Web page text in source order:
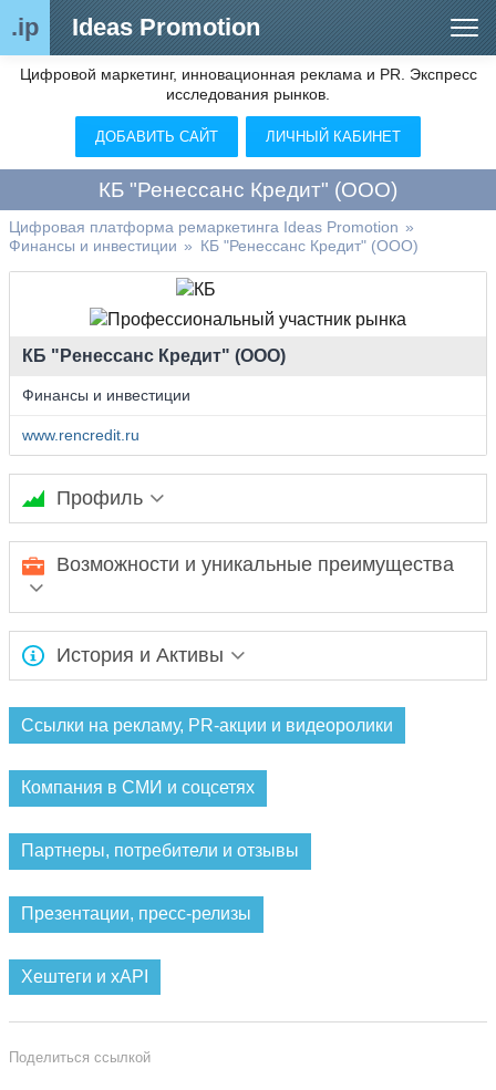
.ip Ideas Promotion
Сегменты рынка
Цифровой ремаркетинг (анализ рынка)
Видео
О нас
Цифровой маркетинг, инновационная реклама и PR. Экспресс
исследования рынков.
ДОБАВИТЬ САЙТ ЛИЧНЫЙ КАБИНЕТ
КБ "Ренессанс Кредит" (ООО)
Цифровая платформа ремаркетинга Ideas Promotion »
Финансы и инвестиции » КБ "Ренессанс Кредит" (ООО)
КБ "Ренессанс Кредит" (ООО)
Финансы и инвестиции
www.rencredit.ru
Профиль
КБ "Ренессанс Кредит" (ООО)
Возможности и уникальные преимущества
Ожидается заполнение информации...
История и Активы
Ссылки на рекламу, PR-акции и видеоролики
Компания в СМИ и соцсетях
Партнеры, потребители и отзывы
Презентации, пресс-релизы
Хештеги и xAPI
Поделиться ссылкой